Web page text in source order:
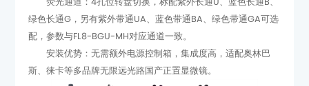
配，参数与FL8-BGU-MH对应通道一致。
斯、徕卡等多品牌无限远光路国产正置显微镜。